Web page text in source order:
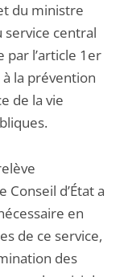
du ministre
service central
l’article 1er
la prévention
de la vie
d’État a
en
de ce service,
des